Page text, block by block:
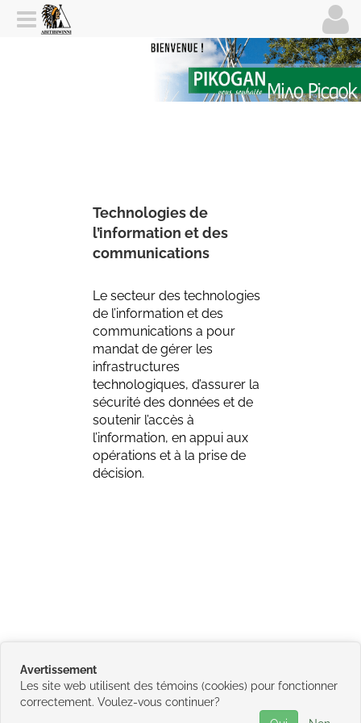
Technologies de
l’information et des
communications
Le secteur des technologies
de l’information et des
communications a pour
mandat de gérer les
infrastructures
technologiques, d’assurer la
sécurité des données et de
soutenir l’accès à
l’information, en appui aux
opérations et à la prise de
décision.
Conseil de la Première Nation
Avertissement
Les site web utilisent des témoins (cookies) pour fonctionner
correctement. Voulez-vous continuer?